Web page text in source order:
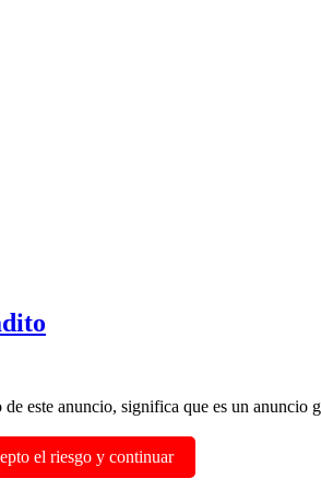
este anuncio, significa que es un anuncio
el riesgo y continuar